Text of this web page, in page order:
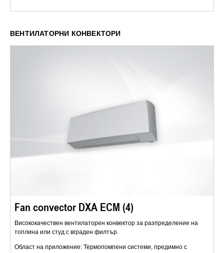
ВЕНТИЛАТОРНИ КОНВЕКТОРИ
Fan convector DXA ECM (4)
Висококачествен вентилаторен конвектор за разпределение на
топлина или студ с вграден филтър.
Област на приложение: Термопомпени системи, предимно с